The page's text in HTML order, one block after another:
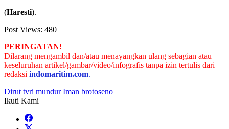
(Haresti).
Post Views: 480
PERINGATAN!
Dilarang mengambil dan/atau menayangkan ulang sebagian atau
keseluruhan artikel/gambar/video/infografis tanpa izin tertulis dari
redaksi indomaritim.com.
Dirut tvri mundur Iman brotoseno
Ikuti Kami